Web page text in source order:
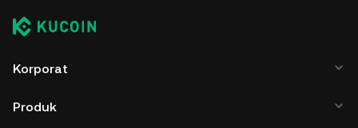
Korporat
Produk